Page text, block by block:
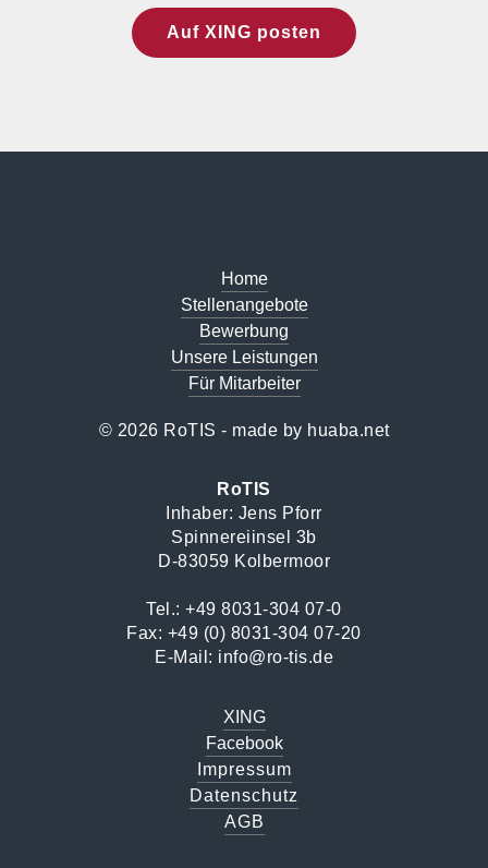
Auf XING posten
Home
Stellenangebote
Bewerbung
Unsere Leistungen
Für Mitarbeiter
© 2026 RoTIS - made by huaba.net
RoTIS
Inhaber: Jens Pforr
Spinnereiinsel 3b
D-83059 Kolbermoor
Tel.:+49 8031-304 07-0
Fax: +49 (0) 8031-304 07-20
E-Mail: info@ro-tis.de
XING
Facebook
Impressum
Datenschutz
AGB